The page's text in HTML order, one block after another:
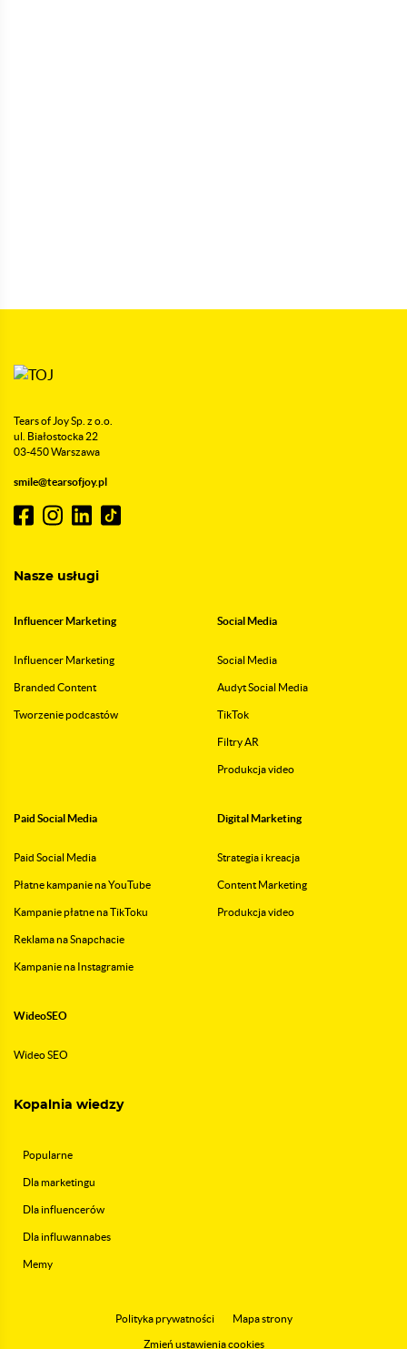
Tears of Joy Sp. z o.o.
ul. Białostocka 22
03-450 Warszawa
smile@tearsofjoy.pl
Nasze usługi
Influencer Marketing
Influencer Marketing
Branded Content
Tworzenie podcastów
Social Media
Social Media
Audyt Social Media
TikTok
Filtry AR
Produkcja video
Paid Social Media
Paid Social Media
Płatne kampanie na YouTube
Kampanie płatne na TikToku
Reklama na Snapchacie
Kampanie na Instagramie
Digital Marketing
Strategia i kreacja
Content Marketing
Produkcja video
WideoSEO
Wideo SEO
Kopalnia wiedzy
Popularne
Dla marketingu
Dla influencerów
Dla influwannabes
Memy
Polityka prywatności Mapa strony
Zmień ustawienia cookies